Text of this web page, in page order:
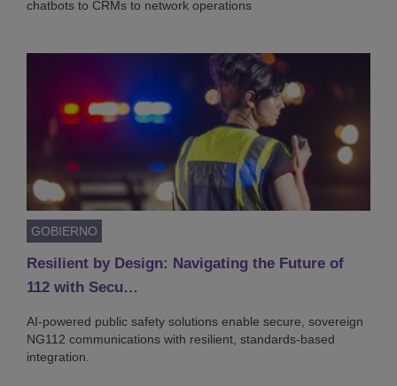
chatbots to CRMs to network operations
GOBIERNO
Resilient by Design: Navigating the Future of
112 with Secu…
AI-powered public safety solutions enable secure, sovereign
NG112 communications with resilient, standards-based
integration.